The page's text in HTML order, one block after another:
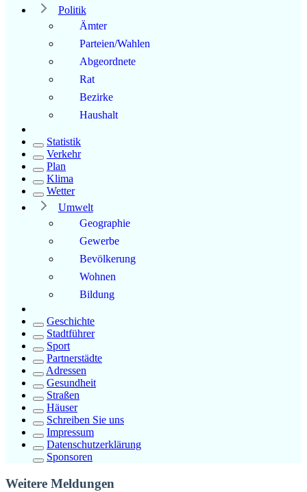
Politik
Ämter
Parteien/Wahlen
Abgeordnete
Rat
Bezirke
Haushalt
Statistik
Verkehr
Plan
Klima
Wetter
Umwelt
Geographie
Gewerbe
Bevölkerung
Wohnen
Bildung
Geschichte
Stadtführer
Sport
Partnerstädte
Adressen
Gesundheit
Straßen
Häuser
Schreiben Sie uns
Impressum
Datenschutzerklärung
Sponsoren
Weitere Meldungen